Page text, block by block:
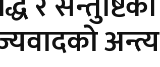
अन्त्य